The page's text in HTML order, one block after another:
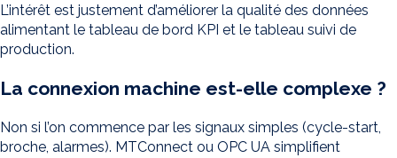
L’intérêt est justement d’améliorer la qualité des données
alimentant le tableau de bord KPI et le tableau suivi de
production.
La connexion machine est-elle complexe ?
Non si l’on commence par les signaux simples (cycle-start,
broche, alarmes). MTConnect ou OPC UA simplifient